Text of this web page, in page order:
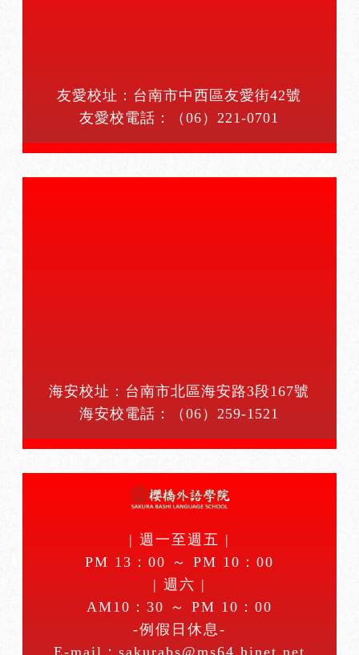
友愛校址：台南市中西區友愛街42號
友愛校電話：
（06）221-0701
海安校址：台南市北區海安路3段167號
海安校電話：
（06）259-1521
| 週一至週五 |
PM 13：00 ～ PM 10：00
| 週六 |
AM10：30 ～ PM 10：00
-例假日休息-
E-mail： sakurabs@ms64.hinet.net